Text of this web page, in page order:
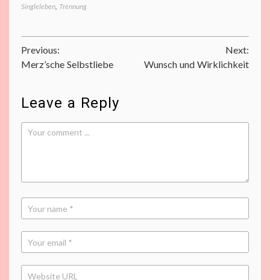
Singleleben, Trennung
Beitragsnavigation
Previous:
Merz’sche Selbstliebe
Next:
Wunsch und Wirklichkeit
Leave a Reply